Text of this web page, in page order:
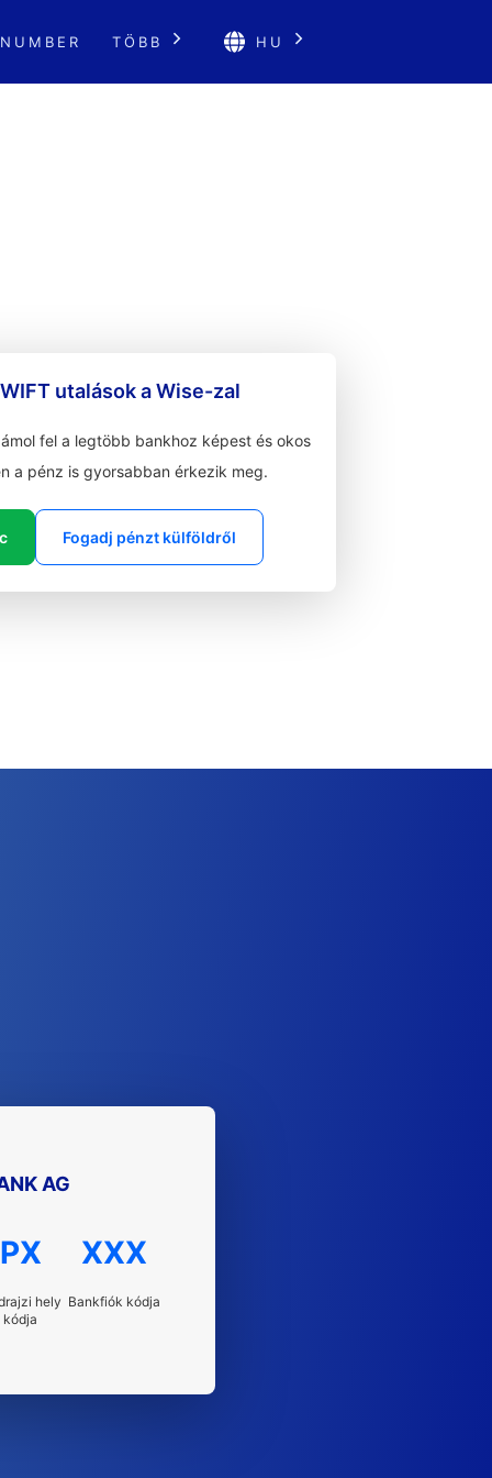
TÖBB HU
utalások a Wise-zal
fel a legtöbb bankhoz képest és okos
a pénz is gyorsabban érkezik meg.
Fogadj pénzt külföldről
AG
PX
hely
kódja
XXX
Bankfiók kódja